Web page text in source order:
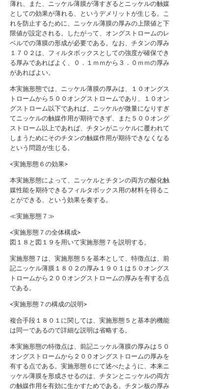
薄れ、また、ニッケル薄膜が薄すぎるとニッケルの触媒
としての効果が薄れる、というデメリットが生じる。こ
れを防止するために、ニッケル薄膜の厚みの上限値と下
限値が設定される。したがって、オングストロームのレ
ベルでの薄膜の形成が必要である。なお、チタンの厚み
１７０２は、フィルタボックスとしての強度が確保でき
る厚みであればよく、０．１ｍｍから３．０ｍｍの厚み
があればよい。
本実施形態では、ニッケル薄膜の厚みは、１０オングス
トロームから５００オングストロームであり、１０オン
グストローム以下であれば、ニッケルが微量になりすぎ
てニッケルの触媒作用が期待できず、また５００オング
ストローム以上であれば、チタンがニッケルに覆われて
しまうためにそのチタンの触媒作用が期待できなくなる
という問題が生じる。
<実施形態６の効果>
本実施形態によって、ニッケルとチタンの両方の酸化触
媒性能を期待できるフィルタボックス用の材料を得るこ
とができる、という効果を奏する。
≪実施形態７≫
<実施形態７の全体構成>
図１８と図１９を用いて実施形態７を説明する。
実施形態７は、実施形態５を基本として、特徴点は、前
記ニッケル薄膜１８０２の厚み１９０１は５０オングス
トロームから２００オングストロームの厚みを有する点
である。
<実施形態７の構成の説明>
複合手段１８０１に関しては、実施形態５と基本的機能
は同一であるので詳細な説明は省略する。
本実施形態の特徴点は、前記ニッケル薄膜の厚みは５０
オングストロームから２００オングストロームの厚みを
有する点である。実施形態６にて述べたように、本来ニ
ッケル薄膜を形成させるのは、チタンとニッケルの両方
の触媒作用を有効に生かすためである。チタン板の厚み